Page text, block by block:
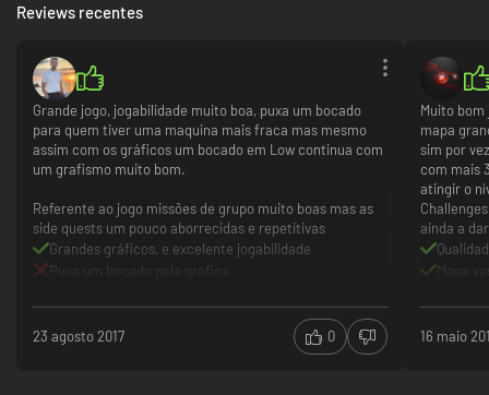
Encare as missões da história solo ou online em equipe com até três
outros agentes para jogabilidade cooperativa fluida.
Reviews recentes
Grande jogo, jogabilidade muito boa, puxa um bocado
para quem tiver uma maquina mais fraca mas mesmo
assim com os gráficos um bocado em Low continua com
um grafismo muito bom.
Referente ao jogo missões de grupo muito boas mas as
side quests um pouco aborrecidas e repetitivas
Grandes gráficos, e excelente jogabilidade
Puxa um bocado pela grafica
23 agosto 2017 0
Muito
mapa
sim por
com mais
atingir o
ainda a
Mapa
Grande
Craft
16 maio